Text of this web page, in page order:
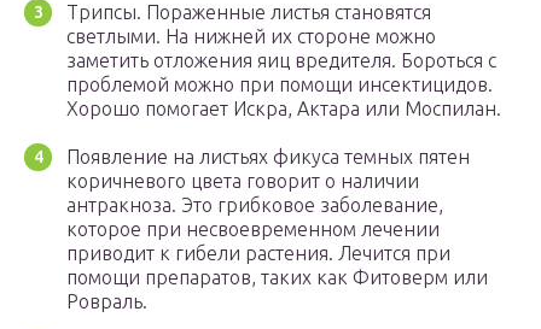
Трипсы. Пораженные листья становятся
светлыми. На нижней их стороне можно
заметить отложения яиц вредителя. Бороться с
проблемой можно при помощи инсектицидов.
Хорошо помогает Искра, Актара или Моспилан.
Появление на листьях фикуса темных пятен
коричневого цвета говорит о наличии
антракноза. Это грибковое заболевание,
которое при несвоевременном лечении
приводит к гибели растения. Лечится при
помощи препаратов, таких как Фитоверм или
Ровраль.